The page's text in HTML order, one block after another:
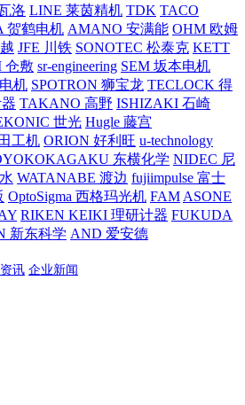
洛 LINE 莱茵精机 TDK TACO
贺鹤电机 AMANO 安满能 OHM 欧姆
JFE 川铁 SONOTEC 松泰克 KETT
仓敷 sr-engineering SEM 坂本电机
机 SPOTRON 狮宝龙 TECLOCK 得
TAKANO 高野 ISHIZAKI 石崎
世光 Hugle 藤宫
工机 ORION 好利旺 u-technology
东横化学 NIDEC 尼
WATANABE 渡边 fujiimpulse 富士
OptoSigma 西格玛光机 FAM ASONE
RIKEN KEIKI 理研计器 FUKUDA
新东科学 AND 爱安德
讯 企业新闻